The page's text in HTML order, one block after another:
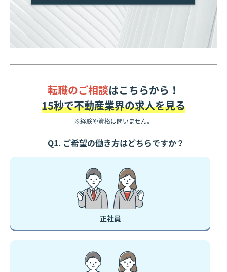
転職のご相談はこちらから！
15秒で不動産業界の求人を見る
※経験や資格は問いません。
Q1. ご希望の働き方はどちらですか？
正社員